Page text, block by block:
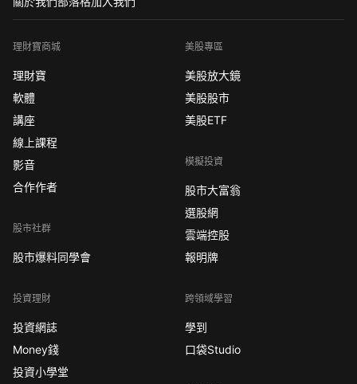
理財寶商城
理財寶
軟體
講座
線上課程
影音
合作作者
股市社群
股市爆料同學會
投資理財
投資網誌
Money錢
投資小學堂
美股專區
美股放大鏡
美股股市
美股ETF
模擬投資
股市大富翁
選股網
雲端控股
報明牌
跨領域學習
學到
口袋Studio